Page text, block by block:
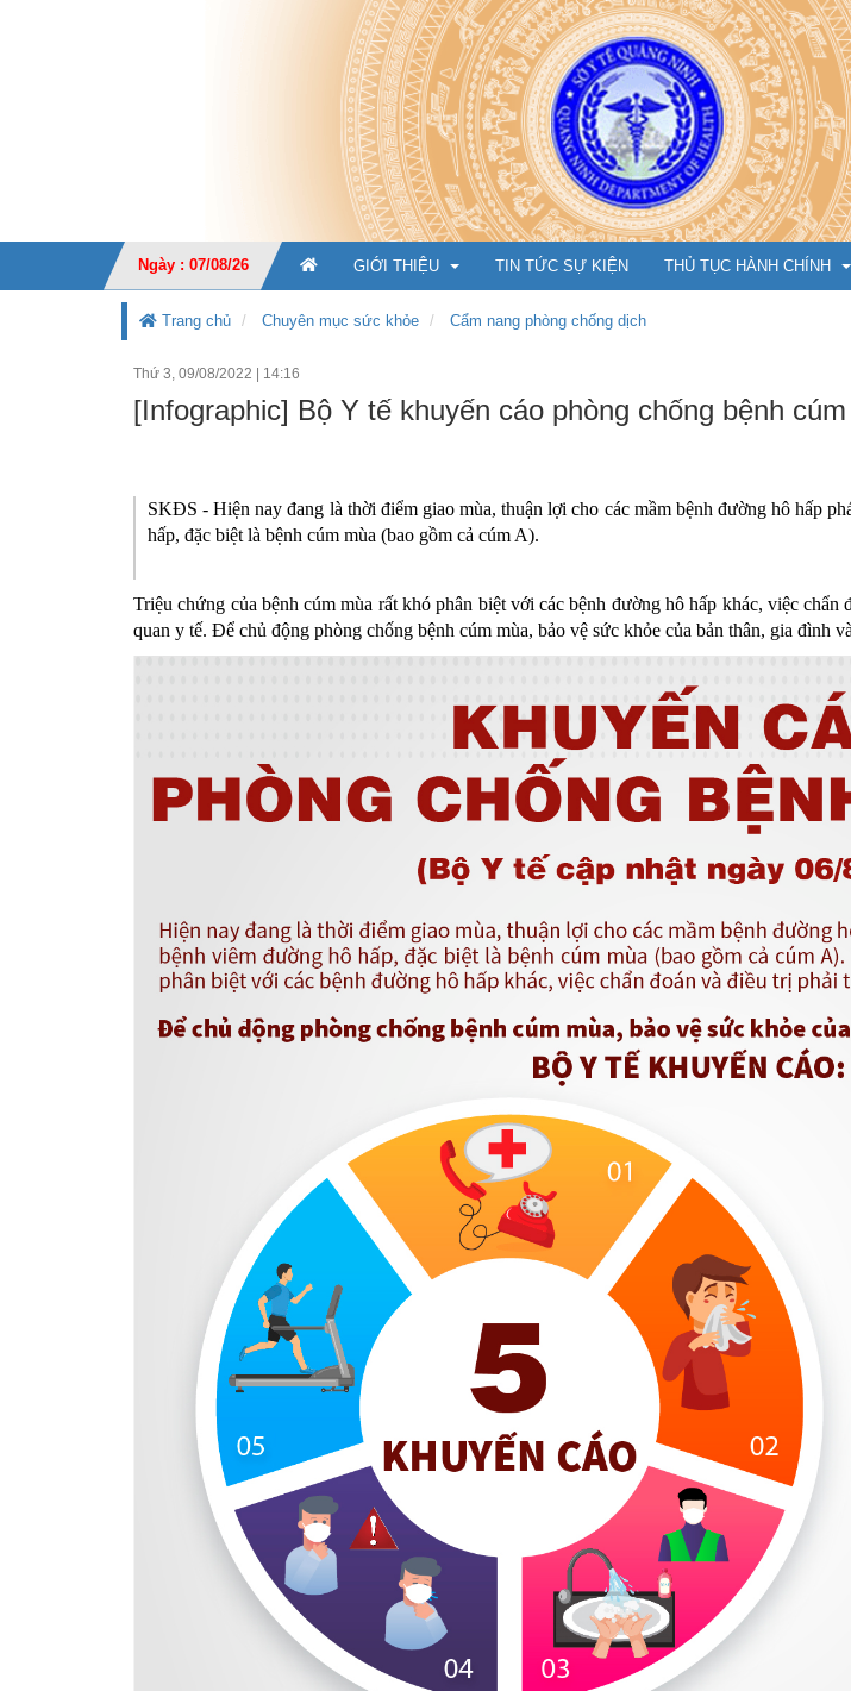
Ngày : 07/08/26 GIỚI THIỆU
CHỨC NĂNG, NHIỆM VỤ
Văn phòng
Nghiệp vụ Dược
Kế hoạch tài chính
Phòng Dân số và Phát triển
Phòng Bảo trợ xã hội và Trẻ em
Cơ quan, đơn vị trực thuộc
KẾ HOẠCH PHÁT TRIỂN
LỊCH SỬ Y TẾ QUẢNG NINH
QUY CHẾ LÀM VIỆC SỞ Y TẾ
TIN TỨC SỰ KIỆN THỦ TỤC HÀNH CHÍNH
Dân số, Bà mẹ - Trẻ em
Tổ chức cán bộ, Thi đua
Phòng chống tệ nạn xã
An toàn vệ sinh thực
Khám chữa bệnh
Dược và Mỹ phẩm
Phòng bệnh
Tổ chức cán bộ
Giám định
Nghiên cứu KH & CNTT
Trang chủ Chuyên mục sức khỏe Cẩm nang phòng chống dịch
Thứ 3, 09/08/2022 | 14:16
[Infographic] Bộ Y tế khuyến cáo phòng chống bệnh
SKĐS - Hiện nay đang là thời điểm giao mùa, thuận lợi cho các mầm bệnh đường hô hấp
hấp, đặc biệt là bệnh cúm mùa (bao gồm cả cúm A).
Triệu chứng của bệnh cúm mùa rất khó phân biệt với các bệnh đường hô hấp khác, việc
quan y tế. Để chủ động phòng chống bệnh cúm mùa, bảo vệ sức khỏe của bản thân, gia đình